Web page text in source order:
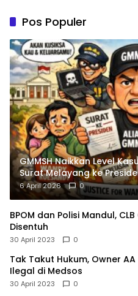
Pos Populer
GMMSH Naikkan Level
Surat Melayang ke
6 April 2026 0
BPOM dan Polisi Mandul,
Disentuh
30 April 2023 0
Tak Takut Hukum, Owner
Ilegal di Medsos
30 April 2023 0